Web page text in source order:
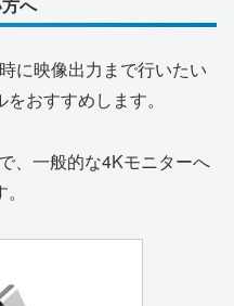
に映像出力まで行いたい
おすすめします。
、一般的な4Kモニターへ